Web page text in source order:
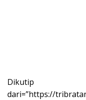
Dikutip
dari=”https://